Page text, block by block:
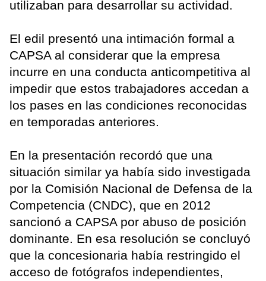
utilizaban para desarrollar su actividad.
El edil presentó una intimación formal a
CAPSA al considerar que la empresa
incurre en una conducta anticompetitiva al
impedir que estos trabajadores accedan a
los pases en las condiciones reconocidas
en temporadas anteriores.
En la presentación recordó que una
situación similar ya había sido investigada
por la Comisión Nacional de Defensa de la
Competencia (CNDC), que en 2012
sancionó a CAPSA por abuso de posición
dominante. En esa resolución se concluyó
que la concesionaria había restringido el
acceso de fotógrafos independientes,